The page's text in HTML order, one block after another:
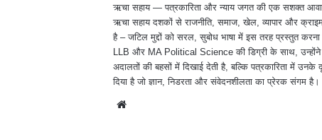
ऋचा सहाय — पत्रकारिता और न्याय जगत की एक सशक्त
ऋचा सहाय दशकों से राजनीति, समाज, खेल, व्यापार और
है – जटिल मुद्दों को सरल, सुबोध भाषा में इस तरह प्रस्तुत
LLB और MA Political Science की डिग्री के साथ,
अदालतों की बहसों में दिखाई देती है, बल्कि पत्रकारिता में उनके
दिया है जो ज्ञान, निडरता और संवेदनशीलता का प्रेरक संगम है।